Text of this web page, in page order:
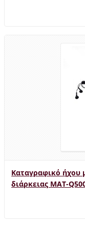
Καταγραφικό ήχου
διάρκειας MAT-